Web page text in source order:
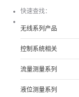
快速查找：
无线系列产品
控制系统相关
流量测量系列
液位测量系列